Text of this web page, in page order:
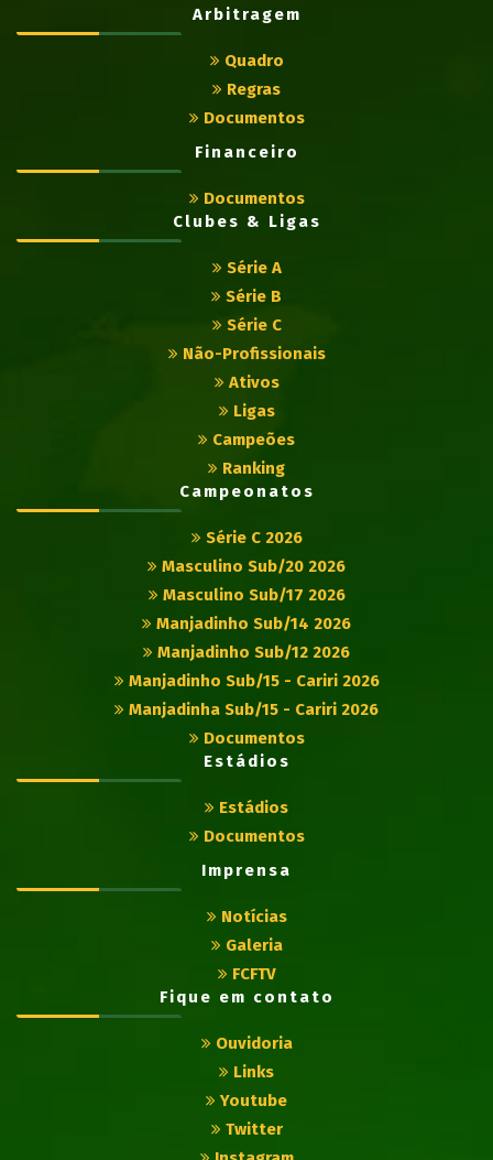
Arbitragem
Quadro
Regras
Documentos
Financeiro
Documentos
Clubes & Ligas
Série A
Série B
Série C
Não-Profissionais
Ativos
Ligas
Campeões
Ranking
Campeonatos
Série C 2026
Masculino Sub/20 2026
Masculino Sub/17 2026
Manjadinho Sub/14 2026
Manjadinho Sub/12 2026
Manjadinho Sub/15 - Cariri 2026
Manjadinha Sub/15 - Cariri 2026
Documentos
Estádios
Estádios
Documentos
Imprensa
Notícias
Galeria
FCFTV
Fique em contato
Ouvidoria
Links
Youtube
Twitter